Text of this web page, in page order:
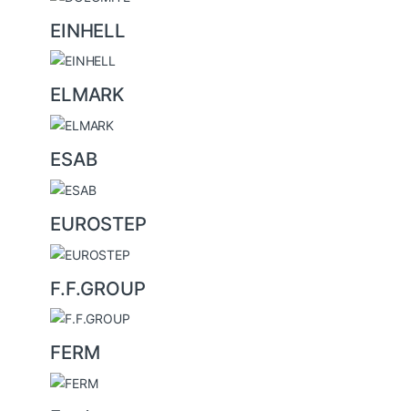
EINHELL
ELMARK
ESAB
EUROSTEP
F.F.GROUP
FERM